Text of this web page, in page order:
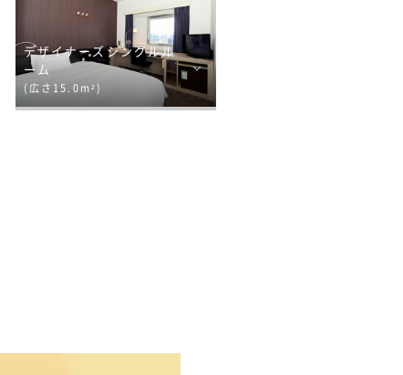
デザイナーズシングルル
ーム
(広さ15.0m²)